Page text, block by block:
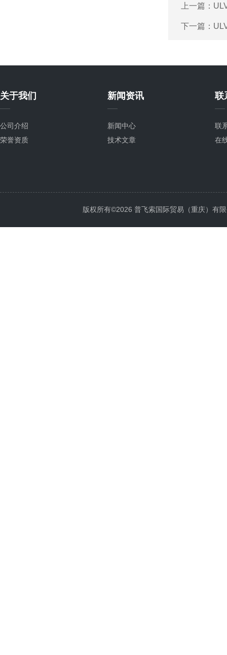
上一篇：
下一篇：
关于我们
公司介绍
荣誉资质
新闻资讯
新闻中心
技术文章
联
联
在
版权所有©2026 普飞索国际贸易（重庆）有